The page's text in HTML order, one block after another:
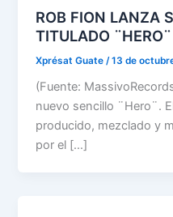
ROB FION LANZA
TITULADO ¨HERO¨
Xprésat Guate /13 de
(Fuente:
nuevo sencillo ¨Hero¨.
producido, mezclado y
por el […]